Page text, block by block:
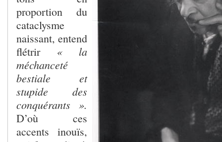
proportion du
cataclysme
naissant, entend
flétrir « la
méchanceté
bestiale et
stupide des
conquérants ».
D’où ces
accents inouïs,